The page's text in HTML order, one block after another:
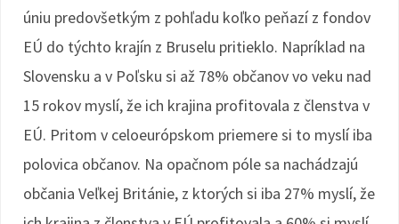
úniu predovšetkým z pohľadu koľko peňazí z fondov
EÚ do týchto krajín z Bruselu pritieklo. Napríklad na
Slovensku a v Poľsku si až 78% občanov vo veku nad
15 rokov myslí, že ich krajina profitovala z členstva v
EÚ. Pritom v celoeurópskom priemere si to myslí iba
polovica občanov. Na opačnom póle sa nachádzajú
občania Veľkej Británie, z ktorých si iba 27% myslí, že